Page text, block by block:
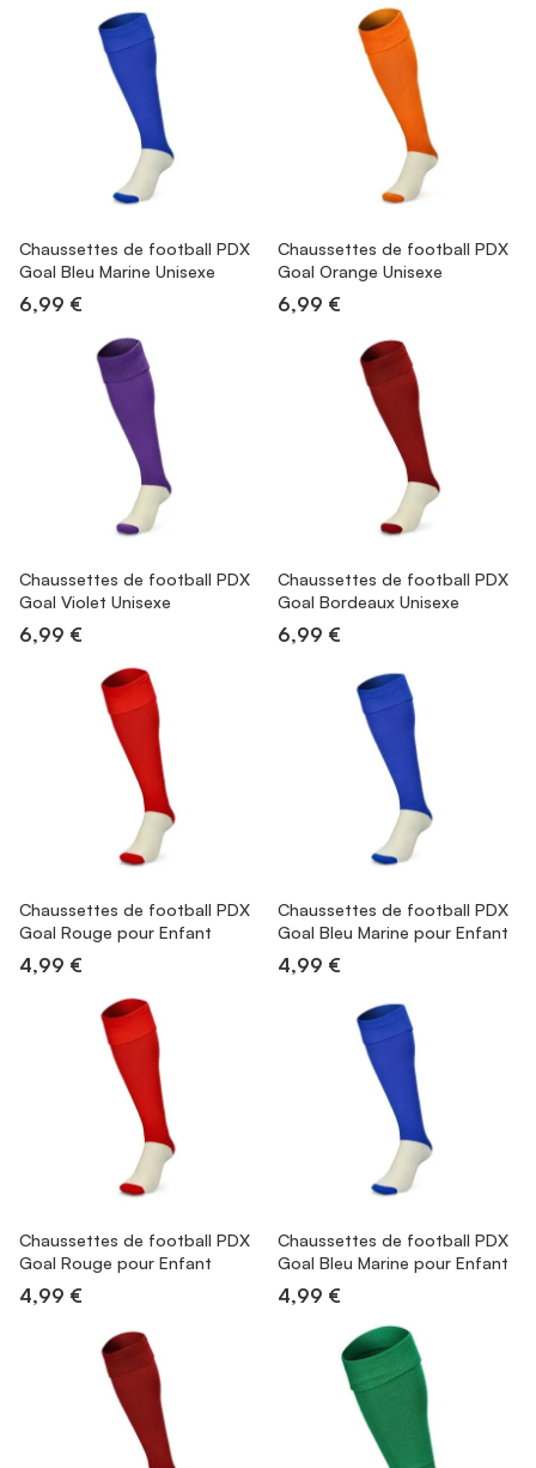
Chaussettes de football PDX
Goal Bleu Marine Unisexe
6,99 €
Chaussettes de football PDX
Goal Orange Unisexe
6,99 €
Chaussettes de football PDX
Goal Violet Unisexe
6,99 €
Chaussettes de football PDX
Goal Bordeaux Unisexe
6,99 €
Chaussettes de football PDX
Goal Rouge pour Enfant
4,99 €
Chaussettes de football PDX
Goal Bleu Marine pour Enfant
4,99 €
Chaussettes de football PDX
Goal Rouge pour Enfant
4,99 €
Chaussettes de football PDX
Goal Bleu Marine pour Enfant
4,99 €